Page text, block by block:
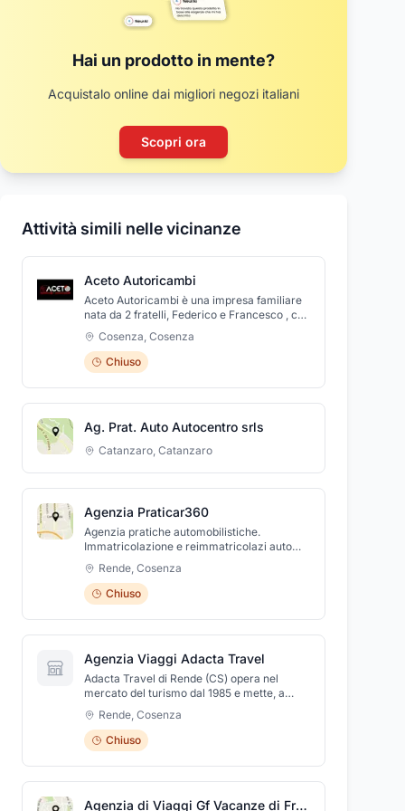
Hai un prodotto in mente?
Acquistalo online dai migliori negozi italiani
Scopri ora
Attività simili nelle vicinanze
Aceto Autoricambi
Aceto Autoricambi è una impresa familiare
nata da 2 fratelli, Federico e Francesco , che
dopo anni di esperienza prestata come
commessi in altro negozio decidono, con
l'aiuto del padre, anche lui nel settore degli
autoricambi come rappresentante, di aprire
per conto loro in viale della repubblica al
civico 149 per offrire alla loro clientela
che ormai li contraddistingue.
Cosenza, Cosenza
Chiuso
Ag. Prat. Auto Autocentro srls
Catanzaro, Catanzaro
Agenzia Praticar360
Agenzia pratiche automobilistiche.
Immatricolazione e reimmatricolazi auto
estere.Conversione patenti
estere,rinnovo/declassamento patenti.
Bollo/pagamenti vari
Rende, Cosenza
Chiuso
Agenzia Viaggi Adacta Travel
Adacta Travel di Rende (CS) opera nel
mercato del turismo dal 1985 e mette, a
vostra completa disposizione, la propria
professionalità per accompagnarvi e
aiutarvi a realizzare il vostro viaggio.
Specializzati nell'offerta di pacchetti
esclusivi e su misura, la nostra agenzia offre
noleggio bus GTL FATA, biglietteria aerea,
Rende, Cosenza
Chiuso
Agenzia di Viaggi Gf Vacanze di Francesco Garofalo